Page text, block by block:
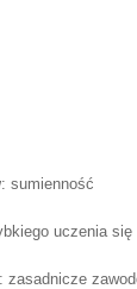
: sumienność
uczenia się
: zasadnicze